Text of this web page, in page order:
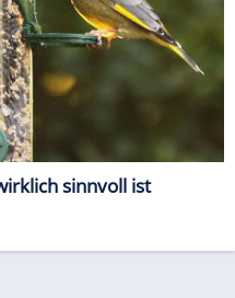
sinnvoll ist